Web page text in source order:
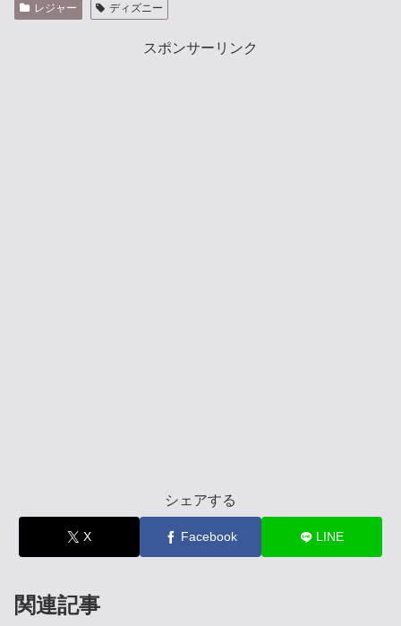
レジャー ディズニー
スポンサーリンク
シェアする
X Facebook LINE
関連記事